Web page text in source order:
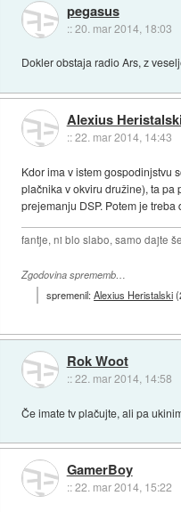
pegasus
::20. mar 2014, 18:03
Dokler obstaja radio Ars, z
Alexius Heristalski
::22. mar 2014, 14:43
Kdor ima v istem gospodinjstvu
plačnika v okviru družine), ta
prejemanju DSP. Potem je
fantje, ni blo slabo, samo dajte
Zgodovina sprememb…
spremenil:Alexius Heristalski(
Rok Woot
::22. mar 2014, 14:58
Če imate tv plačujte, ali pa
GamerBoy
::22. mar 2014, 15:22